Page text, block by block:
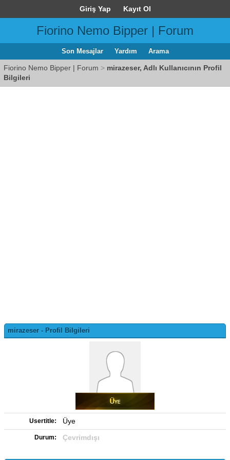
Giriş Yap Kayıt Ol
Fiorino Nemo Bipper | Forum
Son Mesajlar Yardım Arama
Fiorino Nemo Bipper | Forum > mirazeser, Adlı Kullanıcının Profil
Bilgileri
mirazeser - Profil Bilgileri
Usertitle: Üye
Durum: Çevrimdışı